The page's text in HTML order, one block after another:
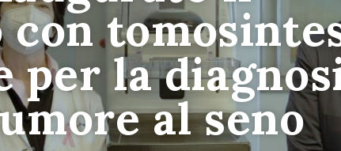
con
per la
al seno